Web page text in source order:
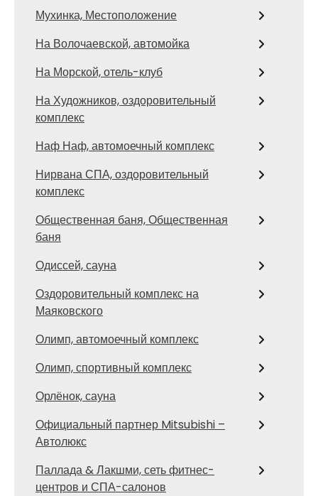
Мухинка, Местоположение
На Волочаевской, автомойка
На Морской, отель-клуб
На Художников, оздоровительный
комплекс
Наф Наф, автомоечный комплекс
Нирвана СПА, оздоровительный
комплекс
Общественная баня, Общественная
баня
Одиссей, сауна
Оздоровительный комплекс на
Маяковского
Олимп, автомоечный комплекс
Олимп, спортивный комплекс
Орлёнок, сауна
Официальный партнер Mitsubishi –
Автолюкс
Паллада & Лакшми, сеть фитнес-
центров и СПА-салонов